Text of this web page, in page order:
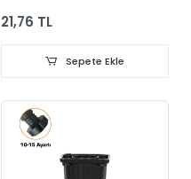
21,76 TL
Sepete Ekle